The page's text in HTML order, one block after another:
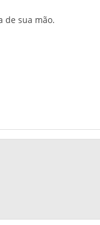
de sua mão.